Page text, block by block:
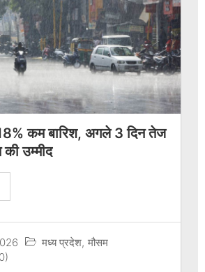
कम बारिश, अगले 3 दिन तेज
उम्मीद
मध्य प्रदेश, मौसम